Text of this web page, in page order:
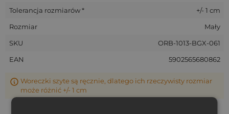
Tolerancja rozmiarów *
+/- 1 cm
Rozmiar
Mały
SKU
ORB-1013-BGX-061
EAN
5902565680862
Woreczki szyte są ręcznie, dlatego ich rzeczywisty rozmiar
może różnić +/- 1 cm